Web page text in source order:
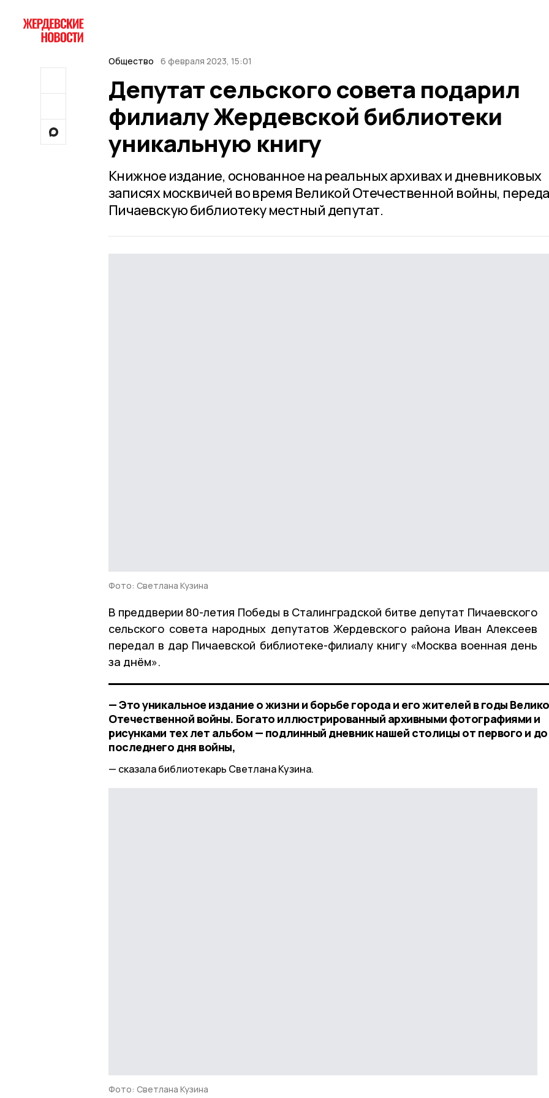
Общество 6 февраля 2023, 15:01
Депутат сельского совета подарил
филиалу Жердевской библиотеки
уникальную книгу
Книжное издание, основанное на реальных архивах и дневниковых
записях москвичей во время Великой Отечественной войны,
Пичаевскую библиотеку местный депутат.
Фото: Светлана Кузина
В преддверии 80-летия Победы в Сталинградской битве депутат Пичаевского
сельского совета народных депутатов Жердевского района Иван Алексеев
передал в дар Пичаевской библиотеке-филиалу книгу «Москва военная день
за днём».
— Это уникальное издание о жизни и борьбе города и его жителей в годы
Отечественной войны. Богато иллюстрированный архивными фотографиями и
рисунками тех лет альбом — подлинный дневник нашей столицы от первого и до
последнего дня войны,
сказала библиотекарь Светлана Кузина.
Фото: Светлана Кузина